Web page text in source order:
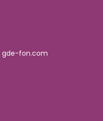
gde-fon.com